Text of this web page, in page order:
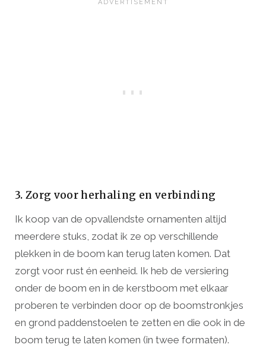
3. Zorg voor herhaling en verbinding
Ik koop van de opvallendste ornamenten altijd
meerdere stuks, zodat ik ze op verschillende
plekken in de boom kan terug laten komen. Dat
zorgt voor rust én eenheid. Ik heb de versiering
onder de boom en in de kerstboom met elkaar
proberen te verbinden door op de boomstronkjes
en grond paddenstoelen te zetten en die ook in de
boom terug te laten komen (in twee formaten).